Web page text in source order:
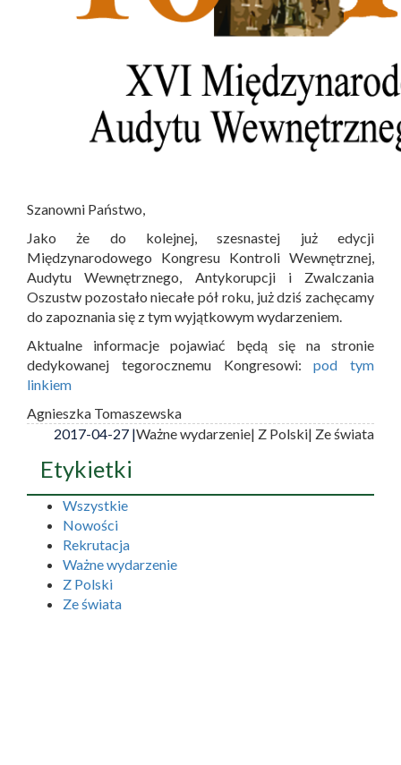
Szanowni Państwo,
Jako że do kolejnej, szesnastej już edycji
Międzynarodowego Kongresu Kontroli Wewnętrznej,
Audytu Wewnętrznego, Antykorupcji i Zwalczania
Oszustw pozostało niecałe pół roku, już dziś zachęcamy
do zapoznania się z tym wyjątkowym wydarzeniem.
Aktualne informacje pojawiać będą się na stronie
dedykowanej tegorocznemu Kongresowi:pod tym
linkiem
Agnieszka Tomaszewska
2017-04-27 |Ważne wydarzenie| Z Polski| Ze świata
Etykietki
Wszystkie
Nowości
Rekrutacja
Ważne wydarzenie
Z Polski
Ze świata